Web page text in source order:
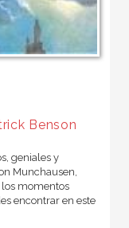
Benson
geniales y
Munchausen,
momentos
encontrar en este